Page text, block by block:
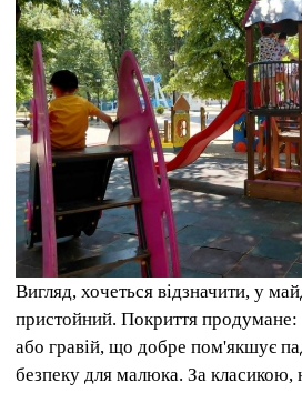
Вигляд, хочеться відзначити, у
пристойний. Покриття продумане:
або гравій, що добре пом'якшує
безпеку для малюка. За класикою,